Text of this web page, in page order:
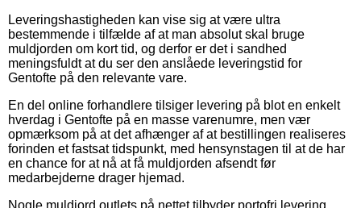
Leveringshastigheden kan vise sig at være ultra
bestemmende i tilfælde af at man absolut skal bruge
muldjorden om kort tid, og derfor er det i sandhed
meningsfuldt at du ser den anslåede leveringstid for
Gentofte på den relevante vare.
En del online forhandlere tilsiger levering på blot en enkelt
hverdag i Gentofte på en masse varenumre, men vær
opmærksom på at det afhænger af at bestillingen realiseres
forinden et fastsat tidspunkt, med hensynstagen til at de har
en chance for at nå at få muldjorden afsendt før
medarbejderne drager hjemad.
Nogle muldjord outlets på nettet tilbyder portofri levering,